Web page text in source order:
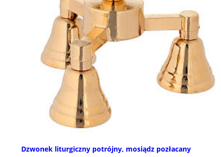
Dzwonek liturgiczny potrójny, mosiądz pozłacany